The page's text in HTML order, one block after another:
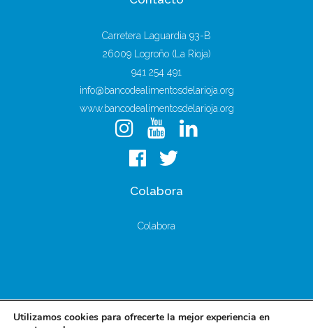
Carretera Laguardia 93-B
26009 Logroño (La Rioja)
941 254 491
info@bancodealimentosdelarioja.org
www.bancodealimentosdelarioja.org
Colabora
Colabora
Utilizamos cookies para ofrecerte la mejor experiencia en